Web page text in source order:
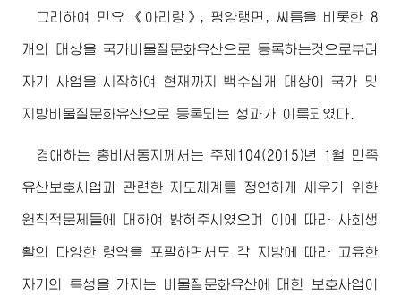
그리하여 민요 《아리랑》, 평양랭면, 씨름을 비롯한 8
개의 대상을 국가비물질문화유산으로 등록하는것으로부터
자기 사업을 시작하여 현재까지 백수십개 대상이 국가 및
지방비물질문화유산으로 등록되는 성과가 이룩되였다.
경애하는 총비서동지께서 는 주체104(2015)년 1월 민족
유산보호사업과 관련한 지도체계를 정연하게 세우기 위한
원칙적문제들에 대하여 밝혀주시였으며 이에 따라 사회생
활의 다양한 령역을 포괄하면서도 각 지방에 따라 고유한
자기의 특성을 가지는 비물질문화유산에 대한 보호사업이